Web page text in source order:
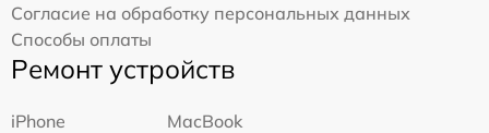
Согласие на обработку персональных данных
Способы оплаты
Ремонт устройств
iPhone
MacBook